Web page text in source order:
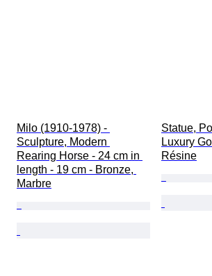
Milo (1910-1978) -
Sculpture, Modern
Rearing Horse - 24 cm in
length - 19 cm - Bronze,
Marbre
Statue,
Luxury
Résine